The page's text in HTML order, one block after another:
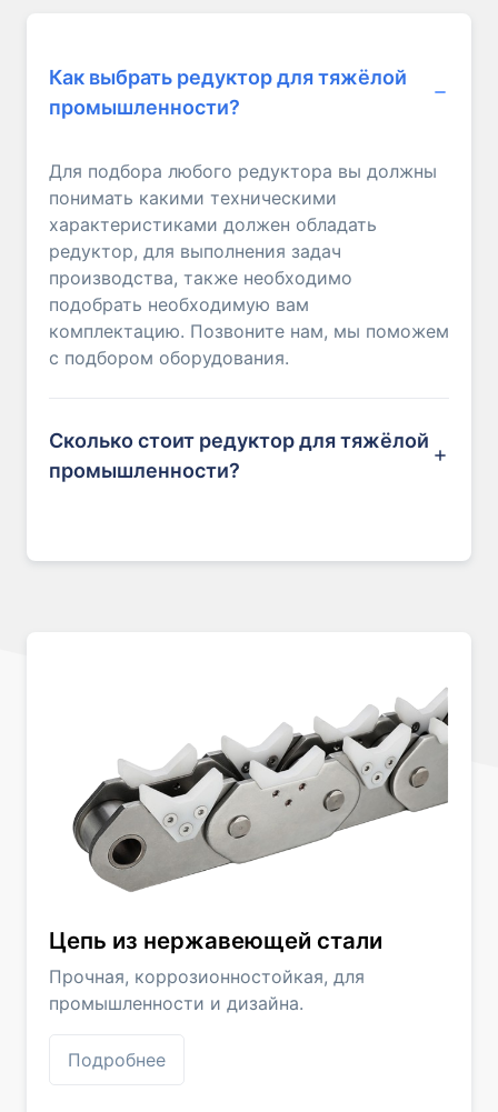
Как выбрать редуктор для тяжёлой
промышленности?
Для подбора любого редуктора вы должны
понимать какими техническими
характеристиками должен обладать
редуктор, для выполнения задач
производства, также необходимо
подобрать необходимую вам
комплектацию. Позвоните нам, мы поможем
с подбором оборудования.
Сколько стоит редуктор для тяжёлой
промышленности?
Цепь из нержавеющей стали
Прочная, коррозионностойкая, для
промышленности и дизайна.
Подробнее